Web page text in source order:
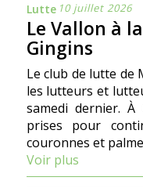
Lutte 10 juillet 2026
Le Vallon à
Gingins
Le club de lutte de
les lutteurs et
samedi dernier.
prises pour
couronnes et
Voir plus